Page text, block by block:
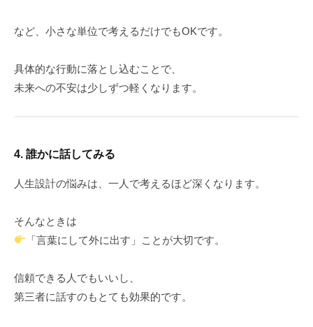
など、小さな単位で考えるだけでもOKです。
具体的な行動に落とし込むことで、
未来への不安は少しずつ軽くなります。
4. 誰かに話してみる
人生設計の悩みは、一人で考えるほど深くなります。
そんなときは
「言葉にして外に出す」ことが大切です。
信頼できる人でもいいし、
第三者に話すのもとても効果的です。